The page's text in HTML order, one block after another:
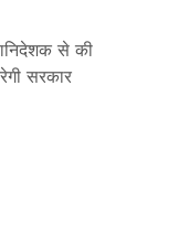
से की
सरकार